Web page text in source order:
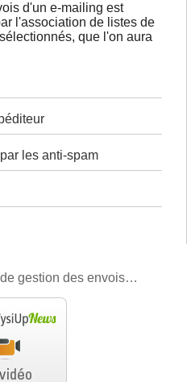
d'un e-mailing est
l'association de listes de
que l'on aura
les anti-spam
gestion des envois…